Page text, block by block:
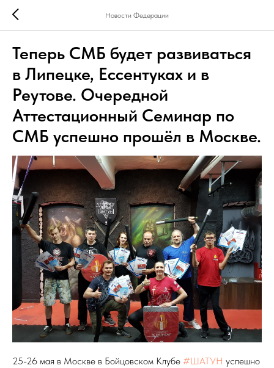
Новости Федерации
Теперь СМБ будет развиваться
в Липецке, Ессентуках и в
Реутове. Очередной
Аттестационный Семинар по
СМБ успешно прошёл в Москве.
25-26 мая в Москве в Бойцовском Клубе #ШАТУН успешно